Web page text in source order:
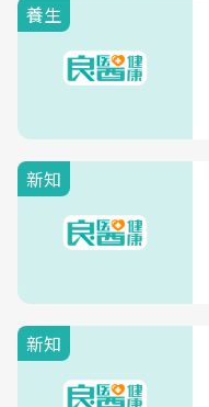
養生
新知
新知